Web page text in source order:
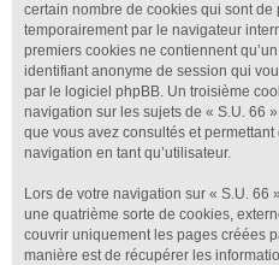
certain nombre de cookies qui sont de
temporairement par le navigateur
premiers cookies ne contiennent
identifiant anonyme de session qui
par le logiciel phpBB. Un troisième
navigation sur les sujets de « S.U. 66
que vous avez consultés et permettant
navigation en tant qu’utilisateur.
Lors de votre navigation sur « S.U. 66
une quatrième sorte de cookies,
couvrir uniquement les pages créées
manière est de récupérer les